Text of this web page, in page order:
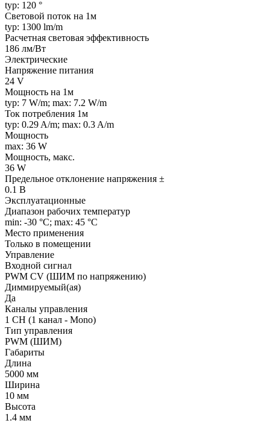
typ: 120 °
Световой поток на 1м
typ: 1300 lm/m
Расчетная световая эффективность
186 лм/Вт
Электрические
Напряжение питания
24 V
Мощность на 1м
typ: 7 W/m; max: 7.2 W/m
Ток потребления 1м
typ: 0.29 A/m; max: 0.3 A/m
Мощность
max: 36 W
Мощность, макс.
36 W
Предельное отклонение напряжения ±
0.1 В
Эксплуатационные
Диапазон рабочих температур
min: -30 °C; max: 45 °C
Место применения
Только в помещении
Управление
Входной сигнал
PWM СV (ШИМ по напряжению)
Диммируемый(ая)
Да
Каналы управления
1 CH (1 канал - Mono)
Тип управления
PWM (ШИМ)
Габариты
Длина
5000 мм
Ширина
10 мм
Высота
1.4 мм